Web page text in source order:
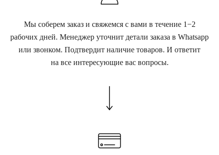
Мы соберем заказ и свяжемся с вами в течение 1−2
рабочих дней. Менеджер уточнит детали заказа в Whatsapp
или звонком. Подтвердит наличие товаров. И ответит
на все интересующие вас вопросы.